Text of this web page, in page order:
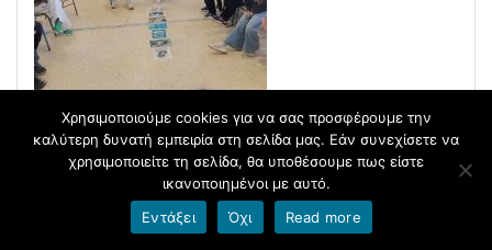
Χρησιμοποιούμε cookies για να σας προσφέρουμε την
καλύτερη δυνατή εμπειρία στη σελίδα μας. Εάν συνεχίσετε να
χρησιμοποιείτε τη σελίδα, θα υποθέσουμε πως είστε
ικανοποιημένοι με αυτό.
Εντάξει
Όχι Read more